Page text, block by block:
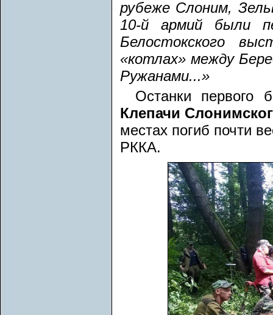
рубеже Слоним,
10-й армий были
Белостокского
«котлах» между
Ружанами...»
Останки первого
Клепачи
местах погиб почти
РККА.